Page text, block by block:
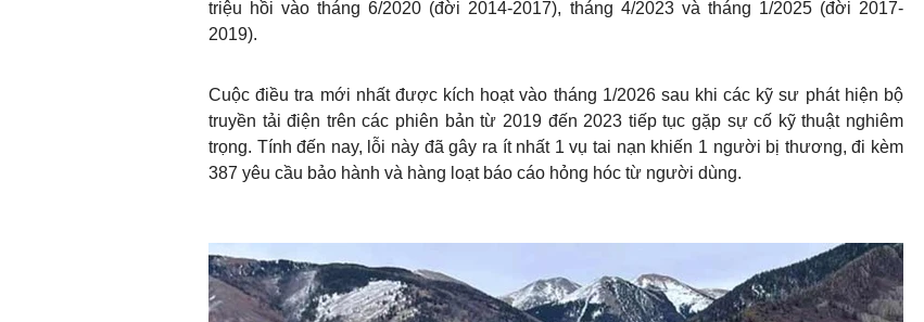
triệu hồi vào tháng 6/2020 (đời 2014-2017), tháng 4/2023 và tháng 1/2025 (đời 2017-
2019).
Cuộc điều tra mới nhất được kích hoạt vào tháng 1/2026 sau khi các kỹ sư phát hiện bộ
truyền tải điện trên các phiên bản từ 2019 đến 2023 tiếp tục gặp sự cố kỹ thuật nghiêm
trọng. Tính đến nay, lỗi này đã gây ra ít nhất 1 vụ tai nạn khiến 1 người bị thương, đi kèm
387 yêu cầu bảo hành và hàng loạt báo cáo hỏng hóc từ người dùng.